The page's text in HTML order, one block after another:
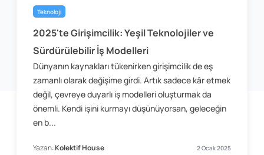
Teknoloji
2025'te Girişimcilik: Yeşil Teknolojiler ve
Sürdürülebilir İş Modelleri
Dünyanın kaynakları tükenirken girişimcilik de eş
zamanlı olarak değişime girdi. Artık sadece kâr etmek
değil, çevreye duyarlı iş modelleri oluşturmak da
önemli. Kendi işini kurmayı düşünüyorsan, geleceğin
en b...
Yazan:Kolektif House 2 Ocak 2025